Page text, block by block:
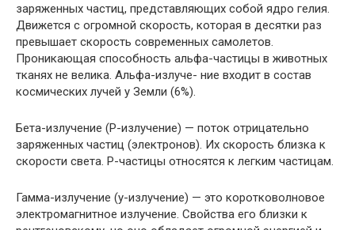
заряженных частиц, представляющих собой ядро гелия.
Дви­жется с огромной скорость, которая в десятки раз
превышает скорость современных самолетов.
Проникающая способность альфа-частицы в животных
тканях не велика. Альфа-излуче- ние входит в состав
космических лучей у Земли (6%).
Бета-излучение (Р-излучение) — поток отрицательно
заря­женных частиц (электронов). Их скорость близка к
скорости света. Р-частицы относятся к легким частицам.
Гамма-излучение (у-излучение) — это коротковолновое
электромагнитное излучение. Свойства его близки к